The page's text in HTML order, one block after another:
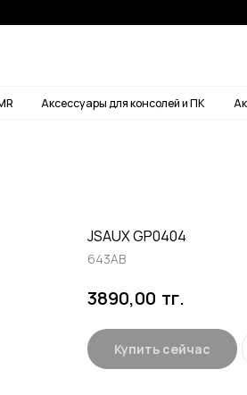
JSAUX GP0404
643AB
3890,00 тг.
Купить сейчас